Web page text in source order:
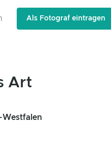
Als Fotograf eintragen
Art